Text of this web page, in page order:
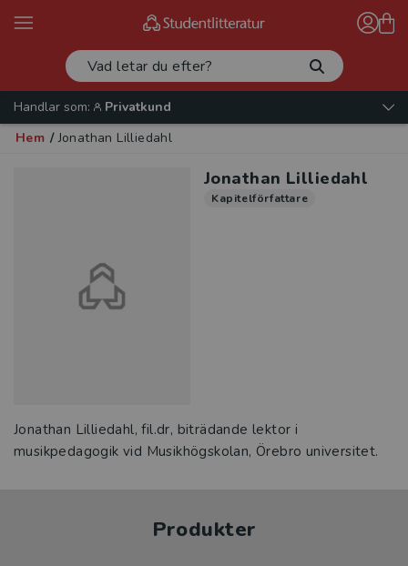
Handlar som:
Privatkund
Hem / Jonathan Lilliedahl
Jonathan Lilliedahl
Kapitelförfattare
Jonathan Lilliedahl, fil.dr, biträdande lektor i
musikpedagogik vid Musikhögskolan, Örebro universitet.
Produkter